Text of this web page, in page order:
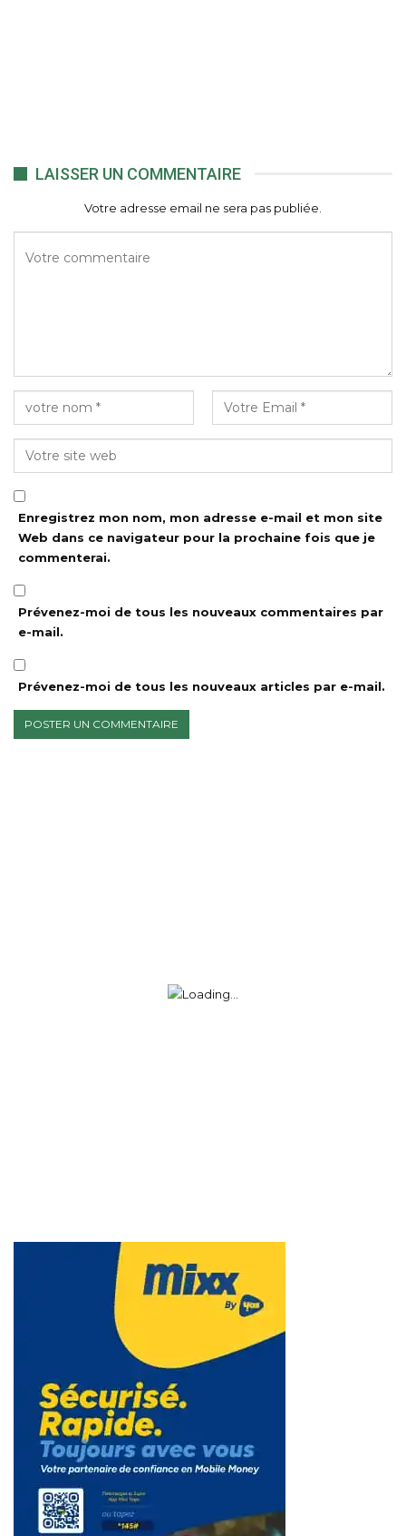
LAISSER UN COMMENTAIRE
Votre adresse email ne sera pas publiée.
Enregistrez mon nom, mon adresse e-mail et mon site
Web dans ce navigateur pour la prochaine fois que je
commenterai.
Prévenez-moi de tous les nouveaux commentaires par
e-mail.
Prévenez-moi de tous les nouveaux articles par e-mail.